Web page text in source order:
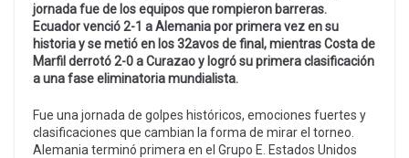
jornada fue de los equipos que rompieron barreras.
Ecuador venció 2-1 a Alemania por primera vez en su
historia y se metió en los 32avos de final, mientras Costa de
Marfil derrotó 2-0 a Curazao y logró su primera clasificación
a una fase eliminatoria mundialista.
Fue una jornada de golpes históricos, emociones fuertes y
clasificaciones que cambian la forma de mirar el torneo.
Alemania terminó primera en el Grupo E. Estados Unidos